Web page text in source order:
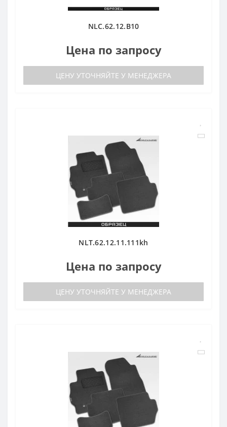
NLC.62.12.B10
Цена по запросу
ЦЕНУ УТОЧНЯЙТЕ У МЕНЕДЖЕРА
NLT.62.12.11.111kh
Цена по запросу
ЦЕНУ УТОЧНЯЙТЕ У МЕНЕДЖЕРА